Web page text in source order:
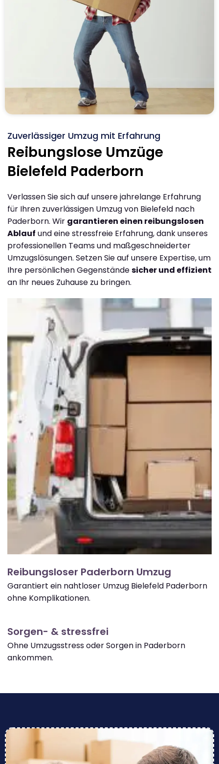
Zuverlässiger Umzug mit Erfahrung
Reibungslose Umzüge
Bielefeld Paderborn
Verlassen Sie sich auf unsere jahrelange Erfahrung
für Ihren zuverlässigen Umzug von Bielefeld nach
Paderborn. Wir garantieren einen reibungslosen
Ablauf und eine stressfreie Erfahrung, dank unseres
professionellen Teams und maßgeschneiderter
Umzugslösungen. Setzen Sie auf unsere Expertise, um
Ihre persönlichen Gegenständesicher und effizient
an Ihr neues Zuhause zu bringen.
Reibungsloser Paderborn Umzug
Garantiert ein nahtloser Umzug Bielefeld Paderborn
ohne Komplikationen.
Sorgen- & stressfrei
Ohne Umzugsstress oder Sorgen in Paderborn
ankommen.